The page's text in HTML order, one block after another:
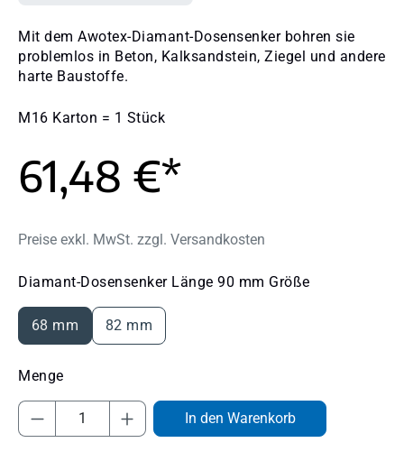
Mit dem Awotex-Diamant-Dosensenker bohren sie
problemlos in Beton, Kalksandstein, Ziegel und andere
harte Baustoffe.
M16 Karton = 1 Stück
61,48 €*
Preise exkl. MwSt. zzgl. Versandkosten
Diamant-Dosensenker Länge 90 mm Größeauswählen
68 mm 82 mm
Produkt Anzahl: Gib den gewünschten
In den Warenkorb